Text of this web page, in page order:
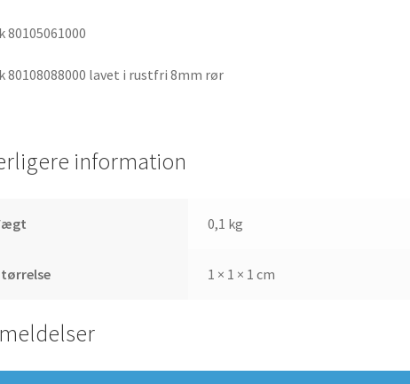
80105061000
80108088000 lavet i rustfri 8mm rør
information
0,1 kg
1 × 1 × 1 cm